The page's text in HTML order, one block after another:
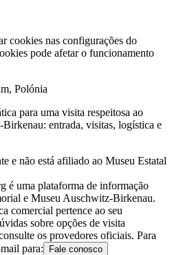
cookies nas configurações do
pode afetar o funcionamento
Polónia
para uma visita respeitosa ao
entrada, visitas, logística e
e não está afiliado ao Museu Estatal
é uma plataforma de informação
e Museu Auschwitz-Birkenau.
comercial pertence ao seu
sobre opções de visita
os provedores oficiais. Para
para:
Fale conosco